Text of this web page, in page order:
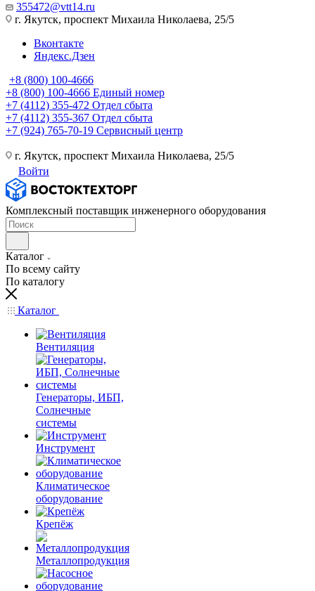
355472@vtt14.ru
г. Якутск, проспект Михаила Николаева, 25/5
Вконтакте
Яндекс.Дзен
+8 (800) 100-4666
+8 (800) 100-4666 Единый номер
+7 (4112) 355-472 Отдел сбыта
+7 (4112) 355-367 Отдел сбыта
+7 (924) 765-70-19 Сервисный центр
г. Якутск, проспект Михаила Николаева, 25/5
Войти
Комплексный поставщик инженерного оборудования
Каталог
По всему сайту
По каталогу
Каталог
Вентиляция
Генераторы, ИБП,
Солнечные
системы
Инструмент
Климатическое
оборудование
Крепёж
Металлопродукция